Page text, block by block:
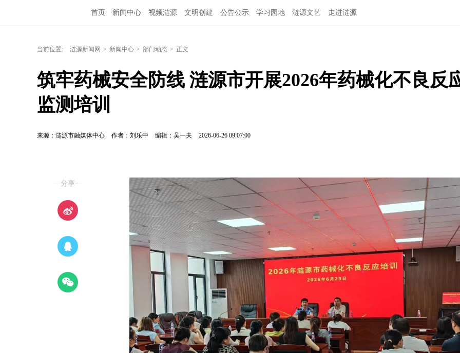
首页 新闻中心 视频涟源 文明创建 公告公示 学习园地 涟源文艺 走进涟源
当前位置: 涟源新闻网 > 新闻中心 > 部门动态 > 正文
筑牢药械安全防线 涟源市开展2026年药械化不良反
监测培训
来源：涟源市融媒体中心 作者：刘乐中 编辑：吴一夫 2026-06-26 09:07:00
—分享—